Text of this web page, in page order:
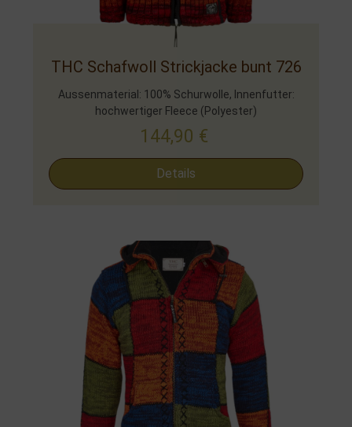
THC Schafwoll Strickjacke bunt 726
Aussenmaterial: 100% Schurwolle, Innenfutter:
hochwertiger Fleece (Polyester)
144,90 €
Details